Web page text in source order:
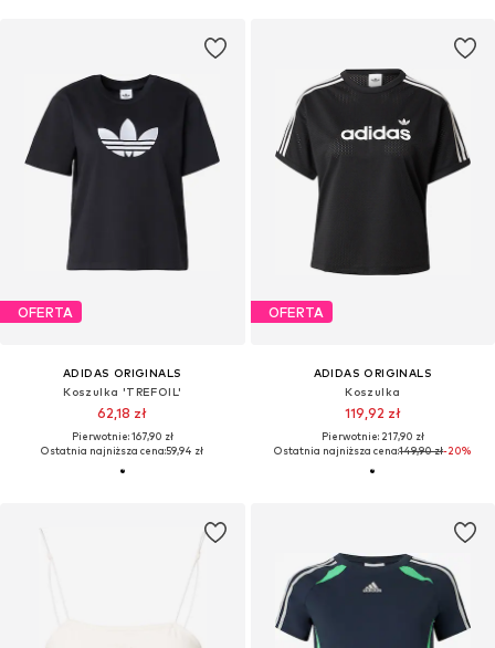
OFERTA
ADIDAS ORIGINALS
Koszulka 'TREFOIL'
62,18 zł
Pierwotnie: 167,90 zł
Ostatnia najniższa cena:59,94 zł
OFERTA
ADIDAS ORIGINALS
Koszulka
119,92 zł
Pierwotnie: 217,90 zł
Ostatnia najniższa cena:149,90 zł-20%